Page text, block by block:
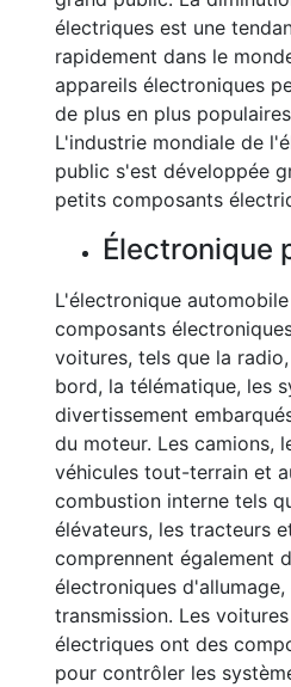
électriques est une
rapidement dans le
appareils électroniques
de plus en plus
L'industrie mondiale de
public s'est développée
petits composants
Électronique
L'électronique
composants
voitures, tels que la
bord, la télématique, les
divertissement
du moteur. Les camions,
véhicules tout-terrain et
combustion interne tels
élévateurs, les tracteurs
comprennent également
électroniques
transmission. Les
électriques ont des
pour contrôler les